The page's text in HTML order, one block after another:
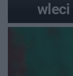
wleci